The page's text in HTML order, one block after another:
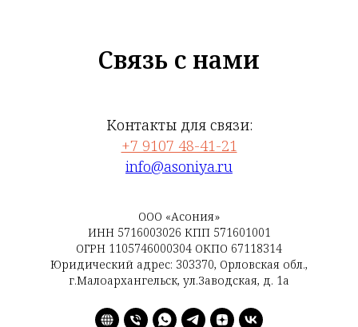
Связь с нами
Контакты для связи:
+7 9107 48-41-21
info@asoniya.ru
ООО «Асония»
ИНН 5716003026 КПП 571601001
ОГРН 1105746000304 ОКПО 67118314
Юридический адрес: 303370, Орловская обл.,
г.Малоархангельск, ул.Заводская, д. 1а